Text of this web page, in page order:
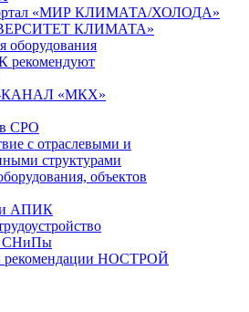
«МИР КЛИМАТА/ХОЛОДА»
КЛИМАТА»
оборудования
«МКХ»
СРО
с отраслевыми и
структурами
объектов
АПИК
СНиПы
рекомендации НОСТРОЙ